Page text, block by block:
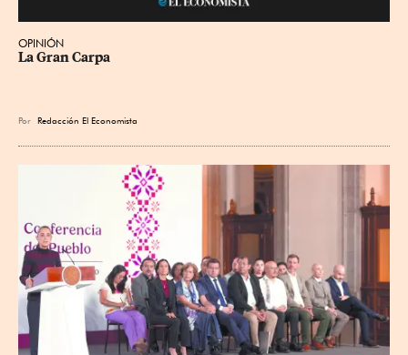
OPINIÓN
La Gran Carpa
Por Redacción El Economista